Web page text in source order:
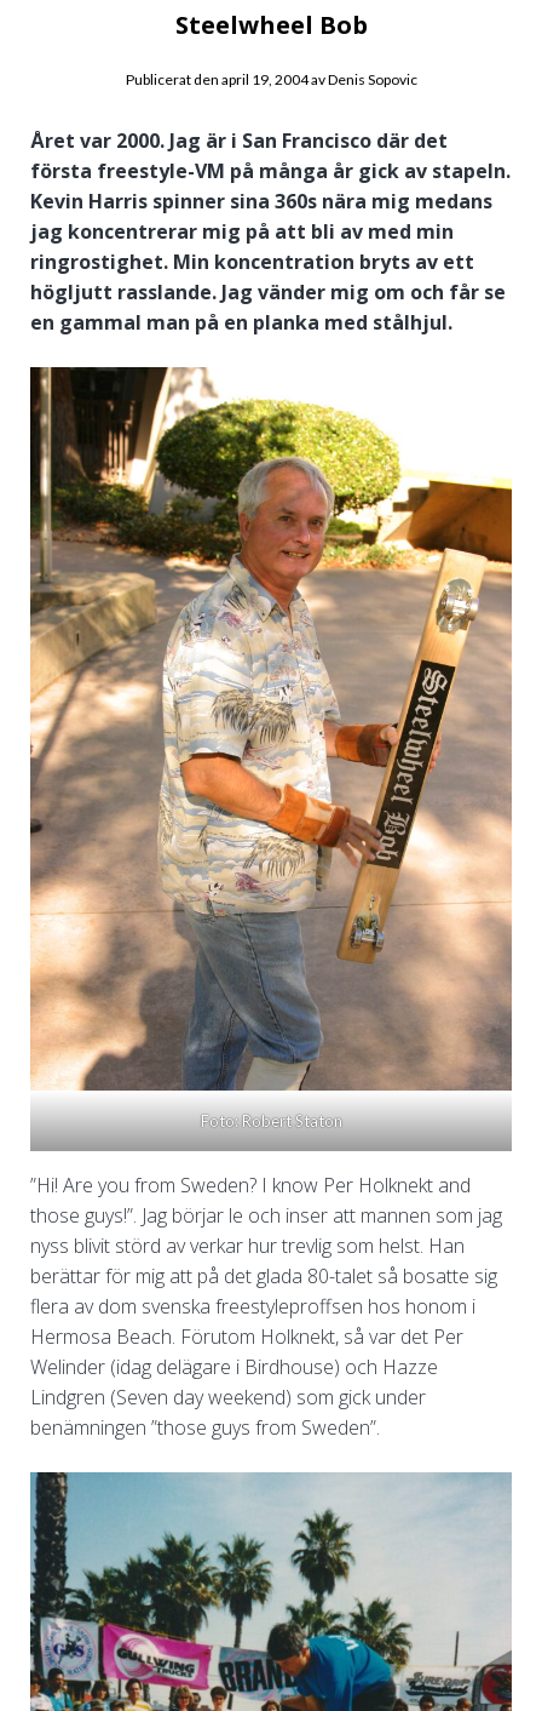
Steelwheel Bob
Publicerat den april 19, 2004avDenis Sopovic
Året var 2000. Jag är i San Francisco där det
första freestyle-VM på många år gick av stapeln.
Kevin Harris spinner sina 360s nära mig medans
jag koncentrerar mig på att bli av med min
ringrostighet. Min koncentration bryts av ett
högljutt rasslande. Jag vänder mig om och får se
en gammal man på en planka med stålhjul.
Foto: Robert Staton
”Hi! Are you from Sweden? I know Per Holknekt and
those guys!”. Jag börjar le och inser att mannen som jag
nyss blivit störd av verkar hur trevlig som helst. Han
berättar för mig att på det glada 80-talet så bosatte sig
flera av dom svenska freestyleproffsen hos honom i
Hermosa Beach. Förutom Holknekt, så var det Per
Welinder (idag delägare i Birdhouse) och Hazze
Lindgren (Seven day weekend) som gick under
benämningen ”those guys from Sweden”.